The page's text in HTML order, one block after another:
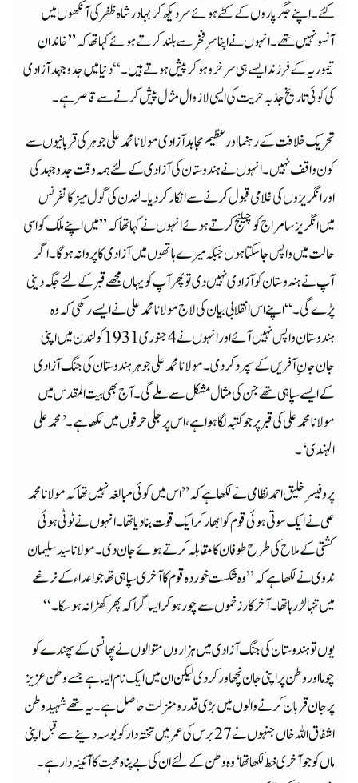
کئے۔اپنے جگر پاروں کے کٹے ہوئے سر دیکھ کر بہادر شاہ ظفر کی آنکھوں میں
آنسو نہیں تھے۔انہوں نے اپنا سر فخر سے بلند کرتے ہوئے کہا تھا کہ ”خاندان
تیموریہ کے فرزند ایسے ہی سرخرو ہوکر پیش ہوتے ہیں۔“دنیا میں جدوجہد آزادی
کی کوئی تاریخ جذبہ حریت کی ایسی لازوال مثال پیش کرنے سے قاصر ہے۔
تحریک خلافت کے رہنما اور عظیم مجاہد آزادی مولانا محمد علی جوہر کی قربانیوں سے
کون واقف نہیں۔انہوں نے ہندوستان کی آزادی کے لئے ہمہ وقت جدوجہد کی
اور انگریزوں کی غلامی قبول کرنے سے انکار کردیا۔لندن کی گول میز کانفرنس
میں انگریز سامراج کو چیلنج کرتے ہوئے انہوں نے کہا تھا کہ”میں اپنے ملک کو اسی
حالت میں واپس جا سکتا ہوں جبکہ میرے ہاتھوں میں آزادی کا پروانہ ہوگا۔اگر
آپ نے ہندوستان کو آزادی نہیں دی تو پھر آپ کو یہاں مجھے قبر کے لئے جگہ دینی
پڑے گی۔“ اپنے اس انقلابی بیان کی لاج مولانا محمد علی نے ایسے رکھی کہ وہ
ہندوستان واپس نہیں آئے اور انہوں نے 4 جنوری 1931کو لندن میں اپنی
جان جان ِآفریں کے سپرد کردی۔مولانا محمد علی جوہر ہندوستان کی جنگ آزادی
کے ایسے سپاہی تھے جن کی مثال مشکل سے ملے گی۔آج بھی بیت المقدس میں
مولانا محمد علی کی قبر پر جو کتبہ لگا ہوا ہے، اس پر جلی حرفوں میں لکھا ہے۔’محمد علی
الہندی‘۔
پروفیسر خلیق احمد نظامی نے لکھا ہے کہ ”اس میں کوئی مبالغہ نہیں تھا کہ مولانا محمد
علی نے ایک سوتی ہوئی قوم کو ابھار کر ایک قوت بنا دیا تھا۔انہوں نے ٹوٹی ہوئی
کشتی کے ملاح کی طرح طوفان کا مقابلہ کرتے ہوئے جان دی۔مولانا سید سلیمان
ندوی نے لکھا ہے کہ ”وہ شکست خوردہ قوم کا آخری سپاہی تھا جو اعداء کے نرغے
میں تنہا لڑرہا تھا۔آخر کار زخموں سے چور ہوکر ایسا گرا کہ پھر کھڑا نہ ہوسکا۔“
یوں تو ہندوستان کی جنگ آزادی میں ہزاروں متوالوں نے پھانسی کے پھندے کو
چوما اور وطن پر اپنی جان نچھاور کردی لیکن ان میں ایک نام ایسا ہے جسے وطن عزیز
پر جان قربان کرنے والوں میں بڑی قدر و منزلت حاصل ہے۔یہ تھے شہید وطن
اشفاق اللہ خاں جنہوں نے 27 برس کی عمر میں تختہ دار کو بوسہ دینے سے قبل اپنی
ماں کو جو آخری خط لکھا تھا‘ وہ وطن کے لئے ان کی بے پناہ محبت کا آئینہ دار ہے۔